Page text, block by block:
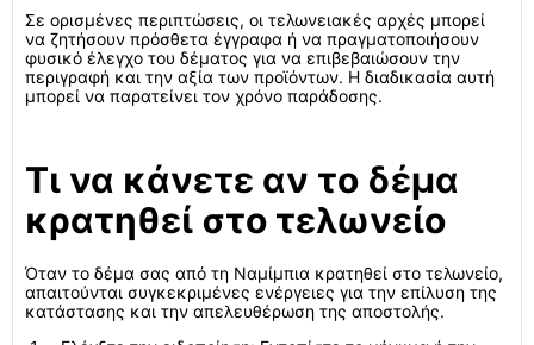
Σε ορισμένες περιπτώσεις, οι τελωνειακές αρχές μπορεί
να ζητήσουν πρόσθετα έγγραφα ή να πραγματοποιήσουν
φυσικό έλεγχο του δέματος για να επιβεβαιώσουν την
περιγραφή και την αξία των προϊόντων. Η διαδικασία αυτή
μπορεί να παρατείνει τον χρόνο παράδοσης.
Τι να κάνετε αν το δέμα
κρατηθεί στο τελωνείο
Όταν το δέμα σας από τη Ναμίμπια κρατηθεί στο τελωνείο,
απαιτούνται συγκεκριμένες ενέργειες για την επίλυση της
κατάστασης και την απελευθέρωση της αποστολής.